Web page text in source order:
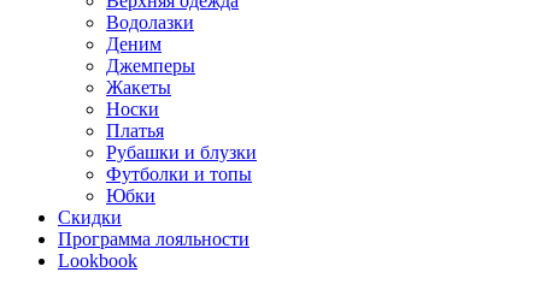
Водолазки
Деним
Джемперы
Жакеты
Носки
Платья
Рубашки и блузки
Футболки и топы
Юбки
Скидки
Программа лояльности
Lookbook